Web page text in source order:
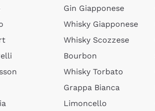
Gin Giapponese
Whisky Giapponese
Whisky Scozzese
Bourbon
Whisky Torbato
Grappa Bianca
Limoncello